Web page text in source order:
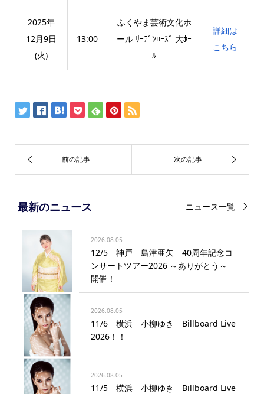
2025年
12月9日
(火)
13:00
ふくやま芸術文化ホ
ール ﾘｰﾃﾞﾝﾛｰｽﾞ 大ﾎｰ
ﾙ
詳細は
こちら
最新のニュース ニュース一覧
2026.08.05
12/5 神戸 島津亜矢 40周年記念コ
ンサートツアー2026 ～ありがとう～
開催！
2026.08.05
11/6 横浜 小柳ゆき Billboard Live
2026！！
2026.08.05
11/5 横浜 小柳ゆき Billboard Live